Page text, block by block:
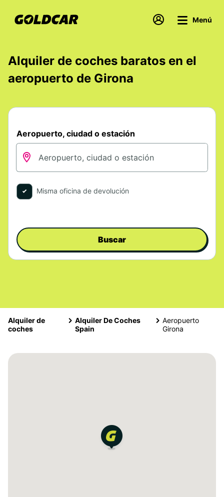
Menú
Alquiler de coches baratos en el
aeropuerto de Girona
Aeropuerto, ciudad o estación
Misma oficina de devolución
Buscar
Alquiler de
coches
Alquiler De Coches
Spain
Aeropuerto
Girona